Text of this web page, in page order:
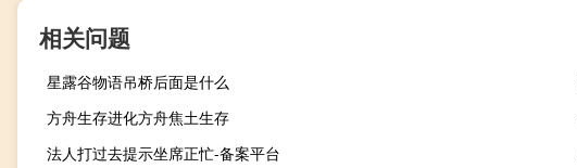
相关问题
星露谷物语吊桥后面是什么
方舟生存进化方舟焦土生存
法人打过去提示坐席正忙-备案平台